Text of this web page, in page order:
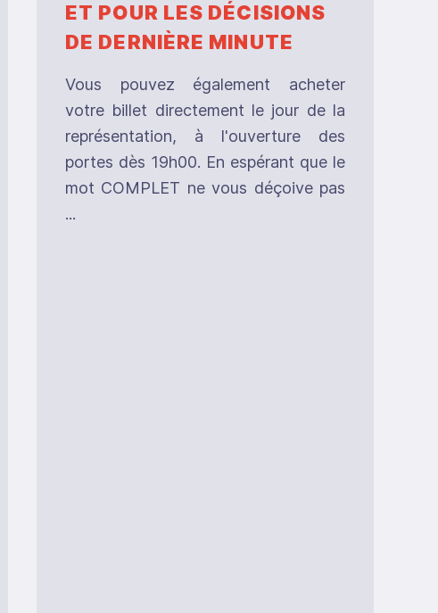
ET POUR LES DÉCISIONS
DE DERNIÈRE MINUTE
Vous pouvez également acheter
votre billet directement le jour de la
représentation, à l'ouverture des
portes dès 19h00. En espérant que le
mot COMPLET ne vous déçoive pas
...